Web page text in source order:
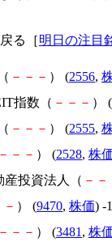
る［明日の注目
－ － － ） (2556,
指数（ － － － ） (
－ － － ） (2555,
－ － － ） (2528, 株
産投資法人（ － －
－ ） (9470, 株価) -
－ － － ） (3481 , 株